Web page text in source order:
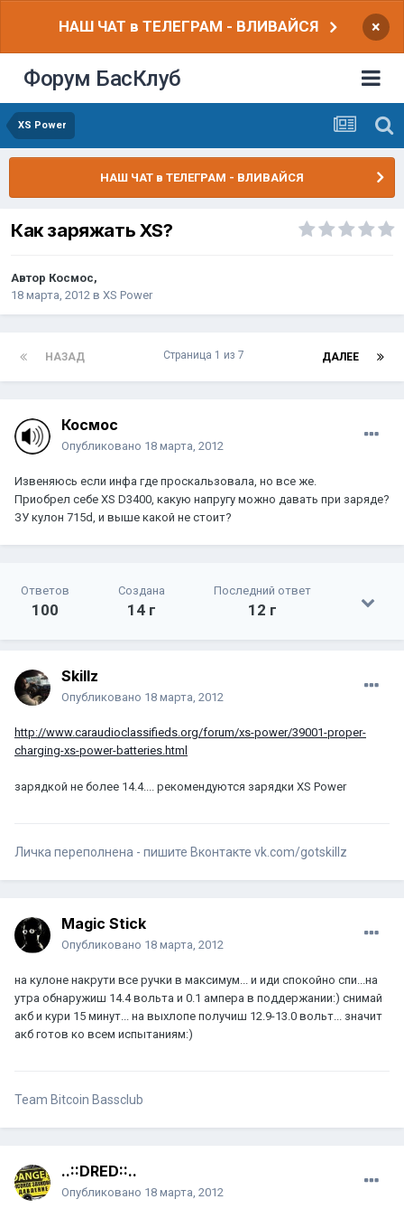
НАШ ЧАТ в ТЕЛЕГРАМ - ВЛИВАЙСЯ ×
Форум БасКлуб
XS Power
НАШ ЧАТ в ТЕЛЕГРАМ - ВЛИВАЙСЯ
Как заряжать XS?
Автор Космос,
18 марта, 2012 в XS Power
НАЗАД ДАЛЕЕ
Страница 1 из 7
Космос
Опубликовано 18 марта, 2012
Извеняюсь если инфа где проскальзовала, но все же.
Приобрел себе XS D3400, какую напругу можно давать при заряде?
ЗУ кулон 715d, и выше какой не стоит?
Ответов
100
Создана
14 г
Последний ответ
12 г
Skillz
Опубликовано 18 марта, 2012
http://www.caraudioclassifieds.org/forum/xs-power/39001-proper-
charging-xs-power-batteries.html
зарядкой не более 14.4.... рекомендуются зарядки XS Power
Личка переполнена - пишите Вконтакте vk.com/gotskillz
Magic Stick
Опубликовано 18 марта, 2012
на кулоне накрути все ручки в максимум... и иди спокойно спи...на
утра обнаружиш 14.4 вольта и 0.1 ампера в поддержании:) снимай
акб и кури 15 минут... на выхлопе получиш 12.9-13.0 вольт... значит
акб готов ко всем испытаниям:)
Team Bitcoin Bassclub
..::DRED::..
Опубликовано 18 марта, 2012